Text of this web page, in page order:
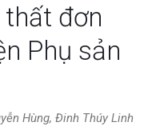
đơn
Phụ sản
Hùng, Đinh Thúy Linh